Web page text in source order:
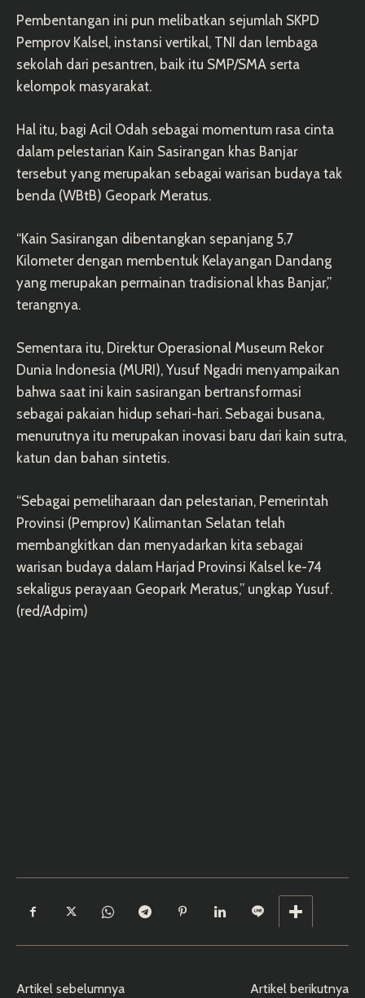
Pembentangan ini pun melibatkan sejumlah SKPD
Pemprov Kalsel, instansi vertikal, TNI dan lembaga
sekolah dari pesantren, baik itu SMP/SMA serta
kelompok masyarakat.
Hal itu, bagi Acil Odah sebagai momentum rasa cinta
dalam pelestarian Kain Sasirangan khas Banjar
tersebut yang merupakan sebagai warisan budaya tak
benda (WBtB) Geopark Meratus.
“Kain Sasirangan dibentangkan sepanjang 5,7
Kilometer dengan membentuk Kelayangan Dandang
yang merupakan permainan tradisional khas Banjar,”
terangnya.
Sementara itu, Direktur Operasional Museum Rekor
Dunia Indonesia (MURI), Yusuf Ngadri menyampaikan
bahwa saat ini kain sasirangan bertransformasi
sebagai pakaian hidup sehari-hari. Sebagai busana,
menurutnya itu merupakan inovasi baru dari kain sutra,
katun dan bahan sintetis.
“Sebagai pemeliharaan dan pelestarian, Pemerintah
Provinsi (Pemprov) Kalimantan Selatan telah
membangkitkan dan menyadarkan kita sebagai
warisan budaya dalam Harjad Provinsi Kalsel ke-74
sekaligus perayaan Geopark Meratus,” ungkap Yusuf.
(red/Adpim)
Artikel sebelumnya Artikel berikutnya